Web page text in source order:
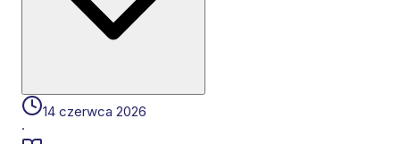
14 czerwca 2026
·